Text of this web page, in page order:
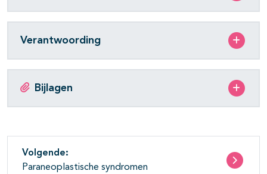
Verantwoording
Bijlagen
Volgende:
Paraneoplastische syndromen